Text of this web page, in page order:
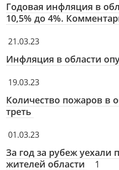
Годовая инфляция в
10,5% до 4%.
21.03.23
Инфляция в области
19.03.23
Количество пожаров в
треть
01.03.23
За год за рубеж уехали
жителей области
1